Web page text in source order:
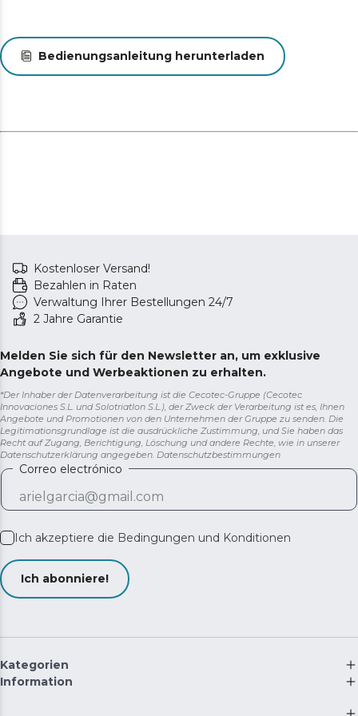
Bedienungsanleitung herunterladen
Kostenloser Versand!
Bezahlen in Raten
Verwaltung Ihrer Bestellungen 24/7
2 Jahre Garantie
Melden Sie sich für den Newsletter an, um exklusive
Angebote und Werbeaktionen zu erhalten.
*Der Inhaber der Datenverarbeitung ist die Cecotec-Gruppe (Cecotec
Innovaciones S.L. und Solotriatlon S.L.), der Zweck der Verarbeitung ist es, Ihnen
Angebote und Promotionen von den Unternehmen der Gruppe zu senden. Die
Legitimationsgrundlage ist die ausdrückliche Zustimmung, und Sie haben das
Recht auf Zugang, Berichtigung, Löschung und andere Rechte, wie in unserer
Datenschutzerklärung angegeben. Datenschutzbestimmungen
Correo electrónico
Ich akzeptiere die Bedingungen und Konditionen
Ich abonniere!
Kategorien
Information